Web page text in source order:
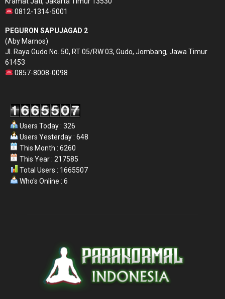
0812-1314-5001
PEGURON SAPUJAGAD 2
(Aby Marnos)
Jl. Raya Gudo No. 50, RT 05/RW 03, Gudo, Jombang, Jawa Timur
61453
0857-8008-0098
Users Today : 326
Users Yesterday : 648
This Month : 6260
This Year : 217585
Total Users : 1665507
Who's Online : 6